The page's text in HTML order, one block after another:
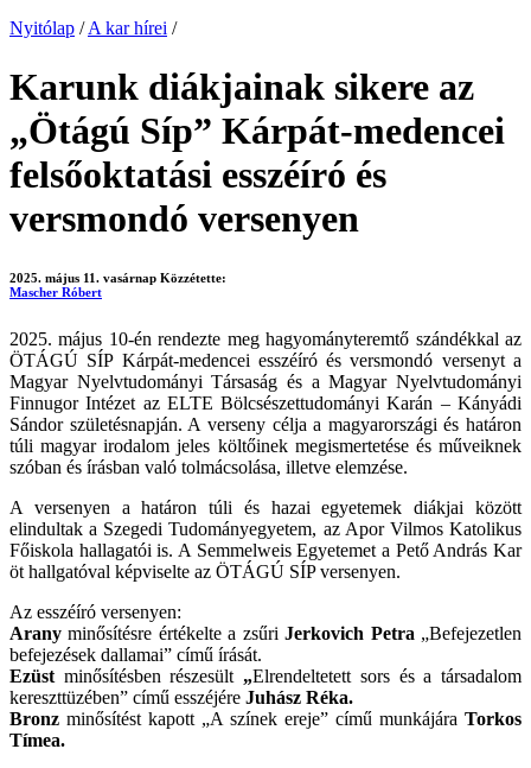
Nyitólap / A kar hírei /
Karunk diákjainak sikere az
„Ötágú Síp” Kárpát-medencei
felsőoktatási esszéíró és
versmondó versenyen
2025. május 11. vasárnap Közzétette:
Mascher Róbert
2025. május 10-én rendezte meg hagyományteremtő szándékkal az
ÖTÁGÚ SÍP Kárpát-medencei esszéíró és versmondó versenyt a
Magyar Nyelvtudományi Társaság és a Magyar Nyelvtudományi
Finnugor Intézet az ELTE Bölcsészettudományi Karán – Kányádi
Sándor születésnapján. A verseny célja a magyarországi és határon
túli magyar irodalom jeles költőinek megismertetése és műveiknek
szóban és írásban való tolmácsolása, illetve elemzése.
A versenyen a határon túli és hazai egyetemek diákjai között
elindultak a Szegedi Tudományegyetem, az Apor Vilmos Katolikus
Főiskola hallagatói is. A Semmelweis Egyetemet a Pető András Kar
öt hallgatóval képviselte az ÖTÁGÚ SÍP versenyen.
Az esszéíró versenyen:
Aranyminősítésre értékelte a zsűriJerkovich Petra „Befejezetlen
befejezések dallamai” című írását.
Ezüst minősítésben részesült „Elrendeltetett sors és a társadalom
kereszttüzében” című esszéjére Juhász Réka.
Bronz minősítést kapott „A színek ereje” című munkájára Torkos
Tímea.